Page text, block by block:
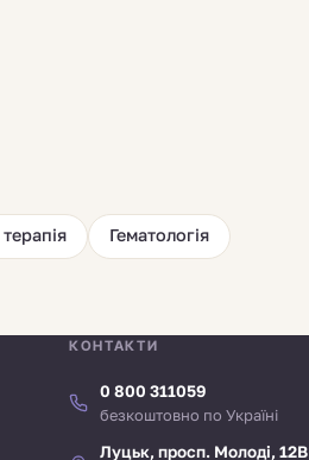
Гематологія
КОНТАКТИ
0 800 311059
безкоштовно по Україні
Луцьк, просп. Молоді, 12В